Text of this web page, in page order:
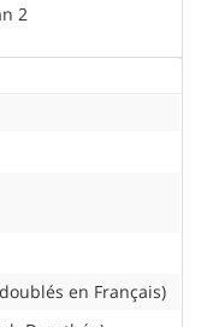
2
en Français)